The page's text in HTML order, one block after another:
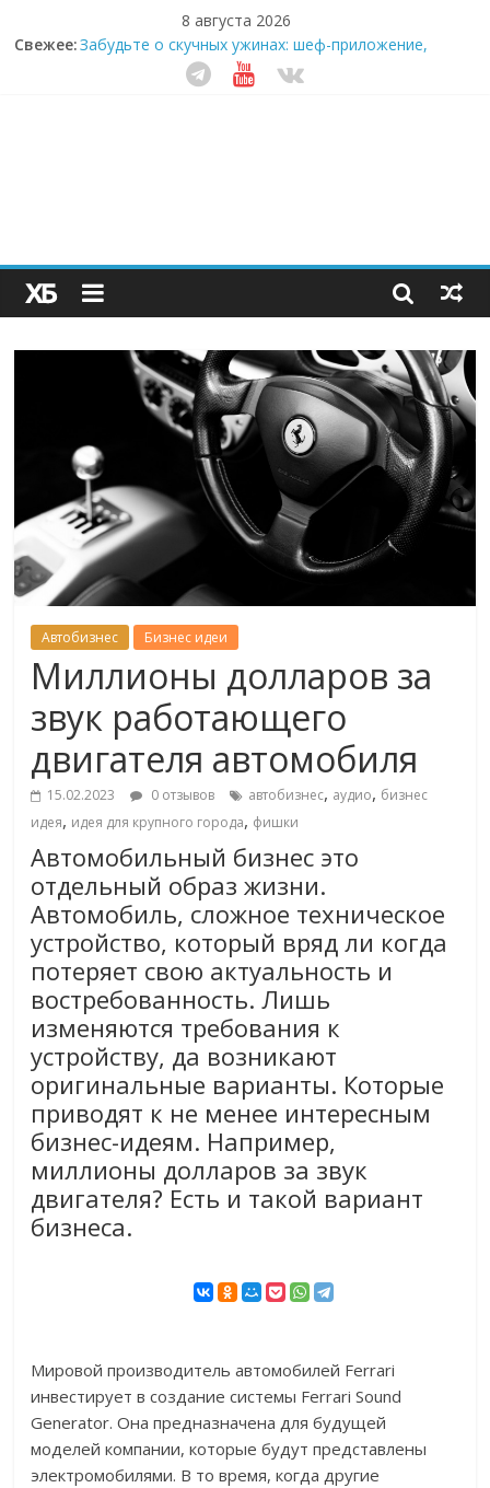
8 августа 2026
Свежее:Забудьте о скучных ужинах: шеф-приложение,
которое видит вашу еду насквозь
Небо зовёт: как бизнес на полётах дронов и
Секрет супергидратации: почему кокосовая вода с
пребиотиками становится главным трендом
здорового питания
Автобизнес Бизнес идеи
Миллионы долларов за
звук работающего
двигателя автомобиля
15.02.2023 0 отзывов автобизнес, аудио, бизнес
идея, идея для крупного города, фишки
Автомобильный бизнес это
отдельный образ жизни.
Автомобиль, сложное техническое
устройство, который вряд ли когда
потеряет свою актуальность и
востребованность. Лишь
изменяются требования к
устройству, да возникают
оригинальные варианты. Которые
приводят к не менее интересным
бизнес-идеям. Например,
миллионы долларов за звук
двигателя? Есть и такой вариант
бизнеса.
Мировой производитель автомобилей Ferrari
инвестирует в создание системы Ferrari Sound
Generator. Она предназначена для будущей
моделей компании, которые будут представлены
электромобилями. В то время, когда другие